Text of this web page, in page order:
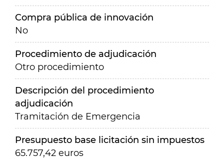
Compra pública de innovación
No
Procedimiento de adjudicación
Otro procedimiento
Descripción del procedimiento
adjudicación
Tramitación de Emergencia
Presupuesto base licitación sin impuestos
65.757,42 euros